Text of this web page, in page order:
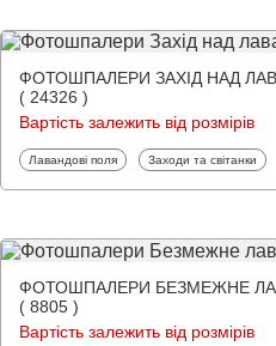
ФОТОШПАЛЕРИ ЗАХІД НАД
( 24326 )
Вартість залежить від розмірів
Фотошпалери
Лавандові поля Фотошпалери
Заходи та світанки
ФОТОШПАЛЕРИ БЕЗМЕЖНЕ
( 8805 )
Вартість залежить від розмірів